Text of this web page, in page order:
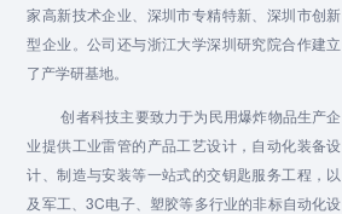
家高新技术企业、深圳市专精特新、深圳市创新
型企业。公司还与浙江大学深圳研究院合作建立
了产学研基地。
创者科技主要致力于为民用爆炸物品生产企
业提供工业雷管的产品工艺设计，自动化装备设
计、制造与安装等一站式的交钥匙服务工程，以
及军工、3C电子、塑胶等多行业的非标自动化设